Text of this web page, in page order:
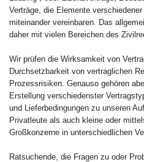
Verträge, die Elemente
miteinander vereinbaren. Das
daher mit vielen Bereichen des
Wir prüfen die Wirksamkeit von
Durchsetzbarkeit von vertraglichen
Prozessrisiken. Genauso gehören
Erstellung verschiedenster
und Lieferbedingungen zu unseren
Privatleute als auch kleine oder
Großkonzerne in unterschiedlichen
Ratsuchende, die Fragen zu oder